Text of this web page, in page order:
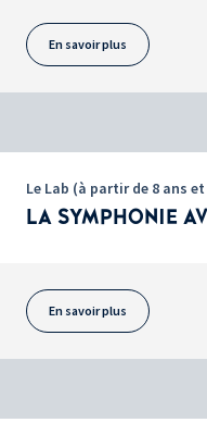
En savoir plus
Le Lab (à partir de 8 ans
LA SYMPHONIE
En savoir plus